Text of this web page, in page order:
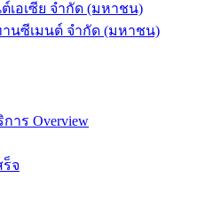
เอเซีย จำกัด (มหาชน)
นซีเมนต์ จำกัด (มหาชน)
าร Overview
จ